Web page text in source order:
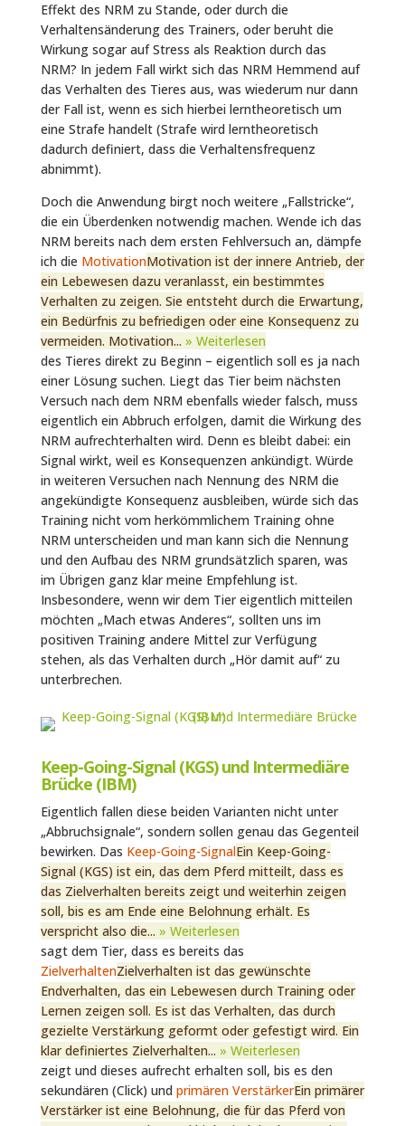
Effekt des NRM zu Stande, oder durch die
Verhaltensänderung des Trainers, oder beruht die
Wirkung sogar auf Stress als Reaktion durch das
NRM? In jedem Fall wirkt sich das NRM Hemmend auf
das Verhalten des Tieres aus, was wiederum nur dann
der Fall ist, wenn es sich hierbei lerntheoretisch um
eine Strafe handelt (Strafe wird lerntheoretisch
dadurch definiert, dass die Verhaltensfrequenz
abnimmt).
Doch die Anwendung birgt noch weitere „Fallstricke“,
die ein Überdenken notwendig machen. Wende ich das
NRM bereits nach dem ersten Fehlversuch an, dämpfe
ich die MotivationMotivation ist der innere Antrieb, der
ein Lebewesen dazu veranlasst, ein bestimmtes
Verhalten zu zeigen. Sie entsteht durch die Erwartung,
ein Bedürfnis zu befriedigen oder eine Konsequenz zu
vermeiden. Motivation... » Weiterlesen
des Tieres direkt zu Beginn – eigentlich soll es ja nach
einer Lösung suchen. Liegt das Tier beim nächsten
Versuch nach dem NRM ebenfalls wieder falsch, muss
eigentlich ein Abbruch erfolgen, damit die Wirkung des
NRM aufrechterhalten wird. Denn es bleibt dabei: ein
Signal wirkt, weil es Konsequenzen ankündigt. Würde
in weiteren Versuchen nach Nennung des NRM die
angekündigte Konsequenz ausbleiben, würde sich das
Training nicht vom herkömmlichem Training ohne
NRM unterscheiden und man kann sich die Nennung
und den Aufbau des NRM grundsätzlich sparen, was
im Übrigen ganz klar meine Empfehlung ist.
Insbesondere, wenn wir dem Tier eigentlich mitteilen
möchten „Mach etwas Anderes“, sollten uns im
positiven Training andere Mittel zur Verfügung
stehen, als das Verhalten durch „Hör damit auf“ zu
unterbrechen.
Keep-Going-Signal (KGS) und Intermediäre
Brücke (IBM)
Eigentlich fallen diese beiden Varianten nicht unter
„Abbruchsignale“, sondern sollen genau das Gegenteil
bewirken. Das Keep-Going-SignalEin Keep-Going-
Signal (KGS) ist ein, das dem Pferd mitteilt, dass es
das Zielverhalten bereits zeigt und weiterhin zeigen
soll, bis es am Ende eine Belohnung erhält. Es
verspricht also die... » Weiterlesen
sagt dem Tier, dass es bereits das
ZielverhaltenZielverhalten ist das gewünschte
Endverhalten, das ein Lebewesen durch Training oder
Lernen zeigen soll. Es ist das Verhalten, das durch
gezielte Verstärkung geformt oder gefestigt wird. Ein
klar definiertes Zielverhalten... » Weiterlesen
zeigt und dieses aufrecht erhalten soll, bis es den
sekundären (Click) und primären VerstärkerEin primärer
Verstärker ist eine Belohnung, die für das Pferd von